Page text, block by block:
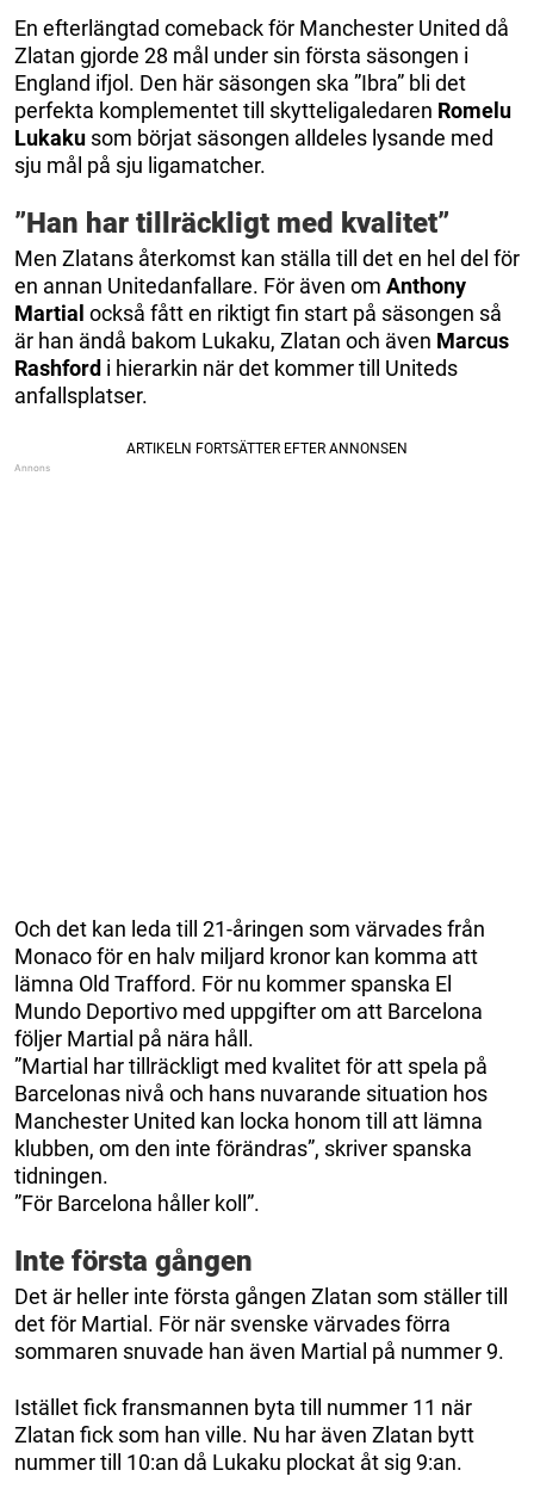
En efterlängtad comeback för Manchester United då
Zlatan gjorde 28 mål under sin första säsongen i
England ifjol. Den här säsongen ska ”Ibra” bli det
perfekta komplementet till skytteligaledaren Romelu
Lukaku som börjat säsongen alldeles lysande med
sju mål på sju ligamatcher.
”Han har tillräckligt med kvalitet”
Men Zlatans återkomst kan ställa till det en hel del för
en annan Unitedanfallare. För även om Anthony
Martial också fått en riktigt fin start på säsongen så
är han ändå bakom Lukaku, Zlatan och även Marcus
Rashford i hierarkin när det kommer till Uniteds
anfallsplatser.
Och det kan leda till 21-åringen som värvades från
Monaco för en halv miljard kronor kan komma att
lämna Old Trafford. För nu kommer spanska El
Mundo Deportivo med uppgifter om att Barcelona
följer Martial på nära håll.
”Martial har tillräckligt med kvalitet för att spela på
Barcelonas nivå och hans nuvarande situation hos
Manchester United kan locka honom till att lämna
klubben, om den inte förändras”, skriver spanska
tidningen.
”För Barcelona håller koll”.
Inte första gången
Det är heller inte första gången Zlatan som ställer till
det för Martial. För när svenske värvades förra
sommaren snuvade han även Martial på nummer 9.
Istället fick fransmannen byta till nummer 11 när
Zlatan fick som han ville. Nu har även Zlatan bytt
nummer till 10:an då Lukaku plockat åt sig 9:an.